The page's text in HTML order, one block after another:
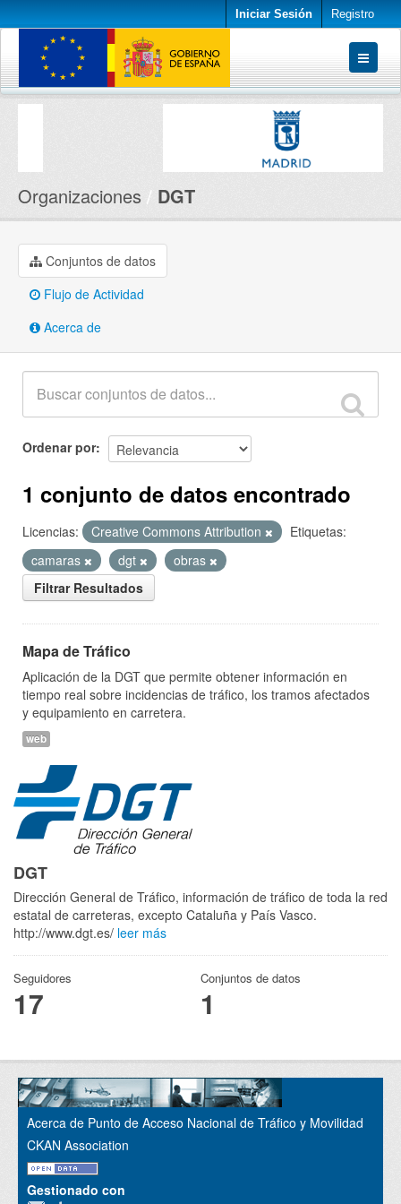
Iniciar Sesión Registro
Conjuntos de datos
Organizaciones DGT
Conjuntos de datos
Flujo de Actividad
Acerca de
Ordenar por
1 conjunto de datos encontrado
Licencias: Creative Commons Attribution
Etiquetas:
camaras
dgt
obras
Filtrar Resultados
Mapa de Tráfico
Aplicación de la DGT que permite obtener información en
tiempo real sobre incidencias de tráfico, los tramos afectados
y equipamiento en carretera.
web
DGT
Dirección General de Tráfico, información de tráfico de toda la red
estatal de carreteras, excepto Cataluña y País Vasco.
http://www.dgt.es/ leer más
Seguidores
17
Conjuntos de datos
1
Acerca de Punto de Acceso Nacional de Tráfico y Movilidad
CKAN Association
Gestionado con